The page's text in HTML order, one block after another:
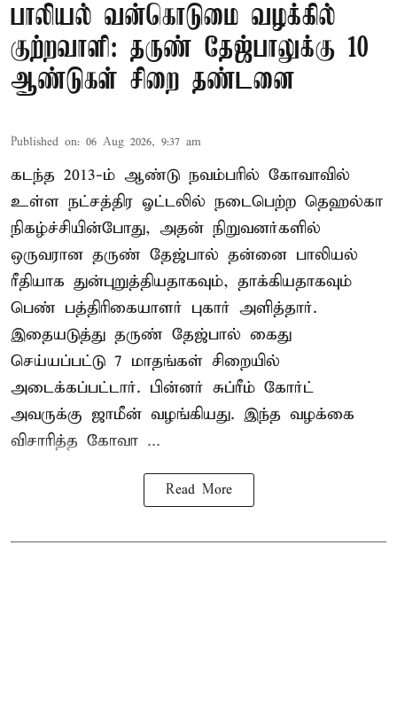
பாலியல் வன்கொடுமை வழக்கில்
குற்றவாளி: தருண் தேஜ்பாலுக்கு 10
ஆண்டுகள் சிறை தண்டனை
Published on: 06 Aug 2026, 9:37 am
கடந்த 2013-ம் ஆண்டு நவம்பரில் கோவாவில்
உள்ள நட்சத்திர ஓட்டலில் நடைபெற்ற தெஹல்கா
நிகழ்ச்சியின்போது, அதன் நிறுவனர்களில்
ஒருவரான தருண் தேஜ்பால் தன்னை பாலியல்
ரீதியாக துன்புறுத்தியதாகவும், தாக்கியதாகவும்
பெண் பத்திரிகையாளர் புகார் அளித்தார்.
இதையடுத்து தருண் தேஜ்பால் கைது
செய்யப்பட்டு 7 மாதங்கள் சிறையில்
அடைக்கப்பட்டார். பின்னர் சுப்ரீம் கோர்ட்
அவருக்கு ஜாமீன் வழங்கியது. இந்த வழக்கை
விசாரித்த கோவா ...
Read More